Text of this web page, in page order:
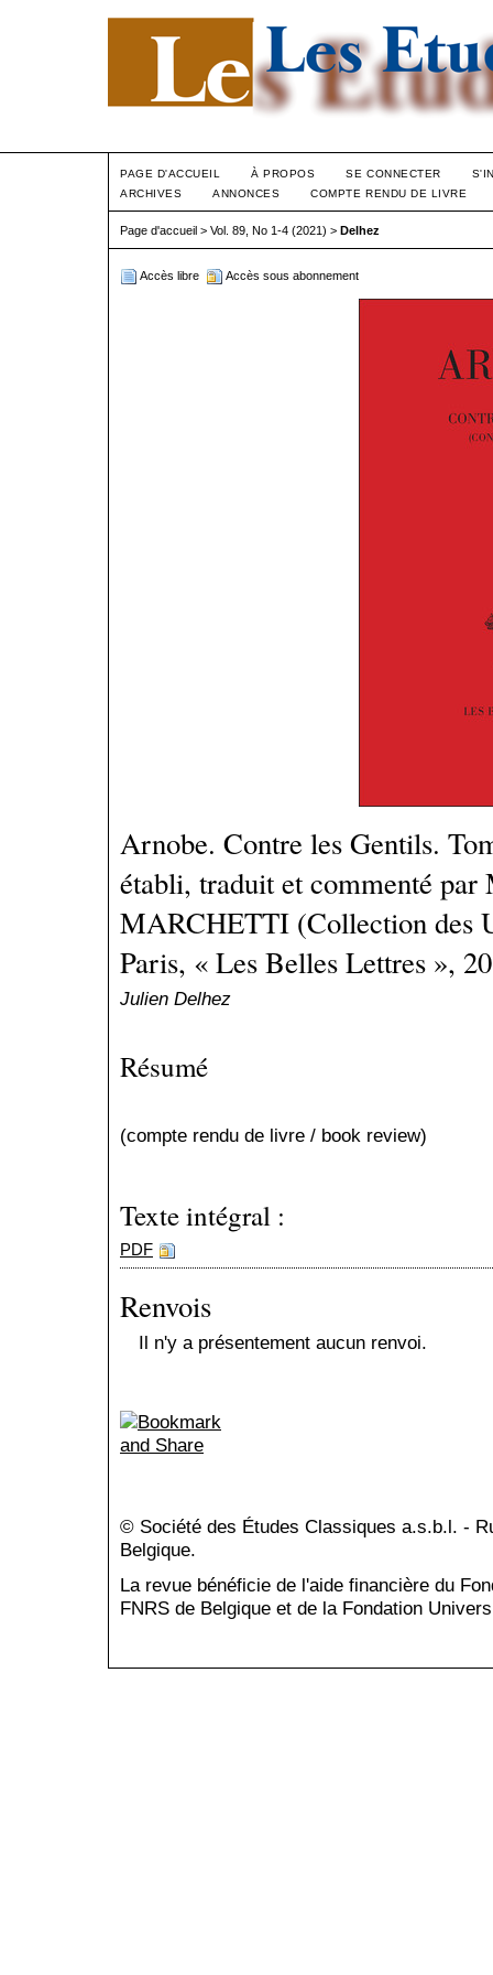
PAGE D'ACCUEIL À PROPOS SE CONNECTER
ARCHIVES
ANNONCES COMPTE RENDU DE LIVRE
Page d'accueil > Vol. 89, No 1-4 (2021) > Delhez
Accès libre Accès sous abonnement
Arnobe. Contre les Gentils.
établi, traduit et commenté
MARCHETTI (Collection des
Paris, « Les Belles Lettres »,
Julien Delhez
Résumé
(compte rendu de livre / book review)
Texte intégral :
PDF
Renvois
Il n'y a présentement aucun renvoi.
© Société des Études Classiques a.s.b.l. -
Belgique.
La revue bénéficie de l'aide financière du
FNRS de Belgique et de la Fondation